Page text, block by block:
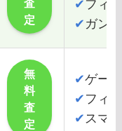
査
定
✔ フィ
✔ ガン
無
料
査
定
✔ゲー
✔ フィ
✔ スマ